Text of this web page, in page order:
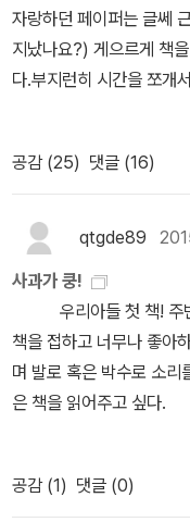
자랑하던 페이퍼는 글쎄
지났나요?) 게으르게 책
다.부지런히 시간을 쪼개
았고 지금도 되는대로 그
올케네 집에 가기로 했다.
늦은 나이에 힘들게 아기
쌍둥이인데다 조산을 하
보는 것마저 마음이 늘
었었다.아빠와 쌍둥이 조
을 대면하였고, 세대 교
어주고 우리 곁을 떠나셨
하셨었는데 애기를 낳은
을지도 모르겠다.그래서
요즘은 쌍둥이 어린 조카
쌍둥이를 키워봤으니 더
공감 (25) 댓글 (16)
qtgde89
사과가 쿵!
우리아들 첫 책! 주변
책을 접하고 너무나 좋아
며 발로 혹은 박수로 소리
은 책을 읽어주고 싶다.
공감 (1) 댓글 (0)